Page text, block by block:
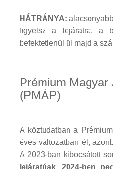
HÁTRÁNYA:
figyelsz a lejáratra, a
befektetlenül ül majd a
Prémium Magyar
(PMÁP)
A köztudatban a
éves változatban él,
A 2023-ban kibocsátott
lejáratúak.2024-ben